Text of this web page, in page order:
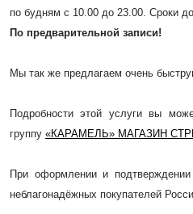
по будням с 10.00 до 23.00. Сроки
По предварительной записи!
Мы так же предлагаем очень
Подробности этой услуги вы
группу «КАРАМЕЛЬ» МАГАЗИН
При оформлении и
неблагонадёжных покупателей